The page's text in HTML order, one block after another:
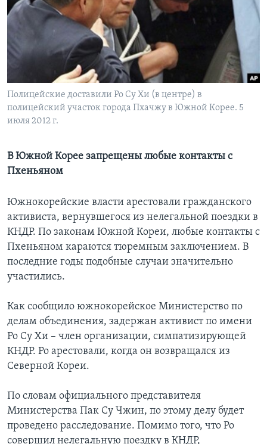
Learning English
СОЦИАЛЬНЫЕ СЕТИ
Языки
Полицейские доставили Ро Су Хи (в центре) в
полицейский участок города Пхачжу в Южной Корее. 5
июля 2012 г.
В Южной Корее запрещены любые контакты с
Пхеньяном
Южнокорейские власти арестовали гражданского
активиста, вернувшегося из нелегальной поездки в
КНДР. По законам Южной Кореи, любые контакты с
Пхеньяном караются тюремным заключением. В
последние годы подобные случаи значительно
участились.
Как сообщило южнокорейское Министерство по
делам объединения, задержан активист по имени
Ро Су Хи – член организации, симпатизирующей
КНДР. Ро арестовали, когда он возвращался из
Северной Кореи.
По словам официального представителя
Министерства Пак Су Чжин, по этому делу будет
проведено расследование. Помимо того, что Ро
совершил нелегальную поездку в КНДР,